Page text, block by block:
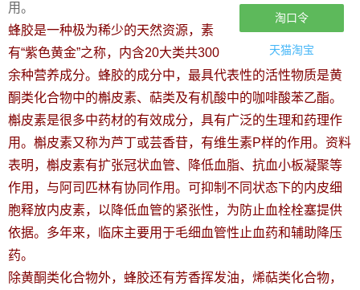
淘口令
天猫淘宝
用。
蜂胶是一种极为稀少的天然资源，素
有“紫色黄金”之称，内含20大类共300
余种营养成分。蜂胶的成分中，最具代表性的活性物质是黄
酮类化合物中的槲皮素、萜类及有机酸中的咖啡酸苯乙酯。
槲皮素是很多中药材的有效成分，具有广泛的生理和药理作
用。槲皮素又称为芦丁或芸香苷，有维生素P样的作用。资料
表明，槲皮素有扩张冠状血管、降低血脂、抗血小板凝聚等
作用，与阿司匹林有协同作用。可抑制不同状态下的内皮细
胞释放内皮素，以降低血管的紧张性，为防止血栓栓塞提供
依据。多年来，临床主要用于毛细血管性止血药和辅助降压
药。
除黄酮类化合物外，蜂胶还有芳香挥发油，烯萜类化合物，